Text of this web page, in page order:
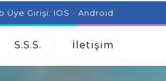
Problems Aromatherapy And
Üye Girişi: IOS - Android
S.S.S. İletişim